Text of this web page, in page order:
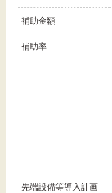
補助金額
補助率
先端設備等導入計画